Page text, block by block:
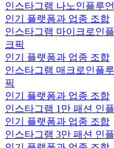
인스타그램 나노인플루
인기 플랫폼과 업종 조합
인스타그램 마이크로인
크픽
인기 플랫폼과 업종 조합
인스타그램 매크로인플
픽
인기 플랫폼과 업종 조합
인스타그램 1만 패션 인
인기 플랫폼과 업종 조합
인스타그램 3만 패션 인